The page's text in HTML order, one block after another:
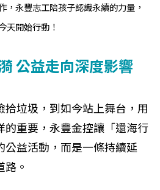
，永豐志工陪孩子認識永續的力量，
天開始行動！
公益走向深度影響
拾垃圾，到如今站上舞台，用
的重要，永豐金控讓「還海行
公益活動，而是一條持續延
路。